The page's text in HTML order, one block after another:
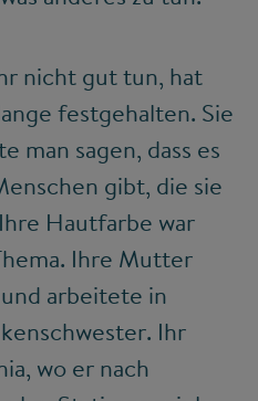
nicht gut tun, hat
festgehalten. Sie
man sagen, dass es
gibt, die sie
Hautfarbe war
Ihre Mutter
arbeitete in
Ihr
wo er nach